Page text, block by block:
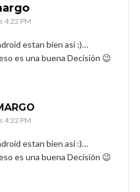
4:22 PM
estan bien asi :)…
es una buena Decisión 😉
4:22 PM
estan bien asi :)…
es una buena Decisión 😉